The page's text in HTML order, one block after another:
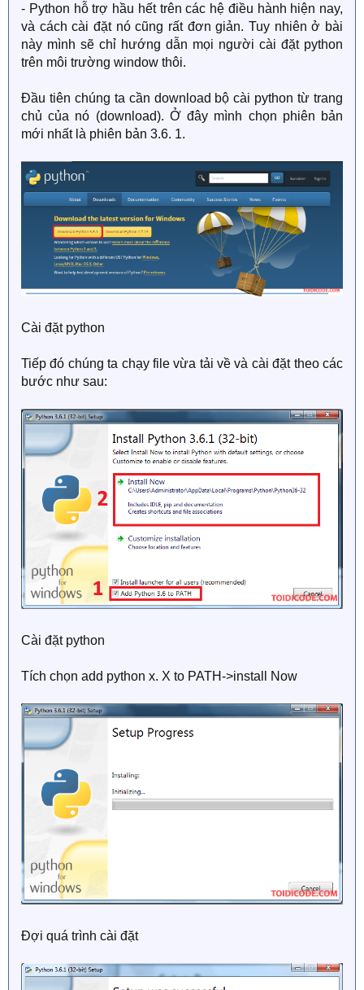
- Python hỗ trợ hầu hết trên các hệ điều hành hiện nay,
và cách cài đặt nó cũng rất đơn giản. Tuy nhiên ở bài
này mình sẽ chỉ hướng dẫn mọi người cài đặt python
trên môi trường window thôi.
Đầu tiên chúng ta cần download bộ cài python từ trang
chủ của nó (download). Ở đây mình chọn phiên bản
mới nhất là phiên bản 3.6. 1.
Cài đặt python
Tiếp đó chúng ta chạy file vừa tải về và cài đặt theo các
bước như sau:
Cài đặt python
Tích chọn add python x. X to PATH->install Now
Đợi quá trình cài đặt